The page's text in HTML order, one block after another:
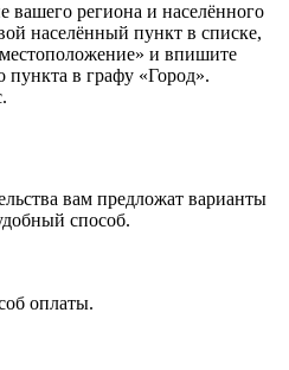
вашего региона и населённого
населённый пункт в списке,
и впишите
пункта в графу «Город».
вам предложат варианты
способ.
оплаты.